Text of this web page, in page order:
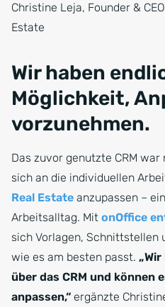
Christine Leja, Founder &
Estate
Wir haben
Möglichkeit,
vorzunehmen.
Das zuvor genutzte CRM
sich an die individuellen
Real Estate anzupassen –
Arbeitsalltag. Mit onOffice
sich Vorlagen, Schnittstellen
wie es am besten passt.
über das CRM und können
anpassen,“ ergänzte